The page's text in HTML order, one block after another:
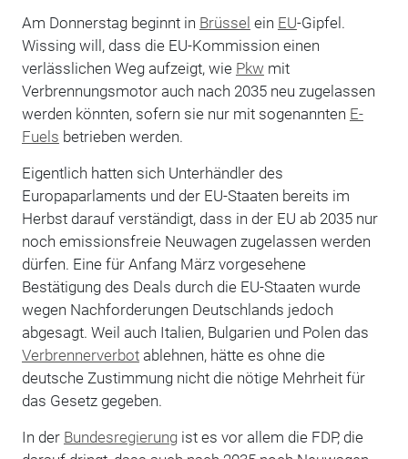
Am Donnerstag beginnt in Brüssel ein EU-Gipfel.
Wissing will, dass die EU-Kommission einen
verlässlichen Weg aufzeigt, wie Pkw mit
Verbrennungsmotor auch nach 2035 neu zugelassen
werden könnten, sofern sie nur mit sogenannten E-
Fuels betrieben werden.
Eigentlich hatten sich Unterhändler des
Europaparlaments und der EU-Staaten bereits im
Herbst darauf verständigt, dass in der EU ab 2035 nur
noch emissionsfreie Neuwagen zugelassen werden
dürfen. Eine für Anfang März vorgesehene
Bestätigung des Deals durch die EU-Staaten wurde
wegen Nachforderungen Deutschlands jedoch
abgesagt. Weil auch Italien, Bulgarien und Polen das
Verbrennerverbotablehnen, hätte es ohne die
deutsche Zustimmung nicht die nötige Mehrheit für
das Gesetz gegeben.
In der Bundesregierungist es vor allem die FDP, die